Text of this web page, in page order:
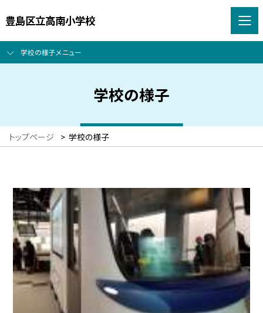
豊島区立高南小学校
学校の様子メニュー
学校の様子
トップページ > 学校の様子